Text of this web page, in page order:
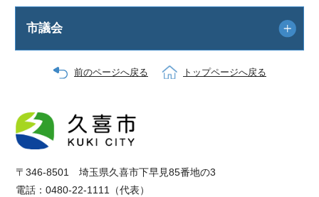
市議会
前のページへ戻る トップページへ戻る
〒346-8501 埼玉県久喜市下早見85番地の3
電話：0480-22-1111（代表）